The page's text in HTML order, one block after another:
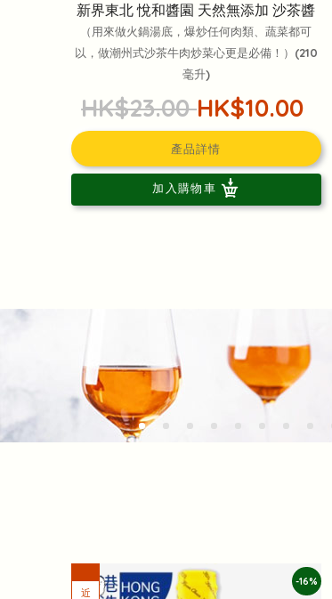
新界東北 悅和醬園 天然無添加 沙茶醬
（用來做火鍋湯底，爆炒任何肉類、蔬菜都可
以，做潮州式沙茶牛肉炒菜心更是必備！）(210
毫升)
HK$23.00HK$10.00
產品詳情
加入購物車
-16%